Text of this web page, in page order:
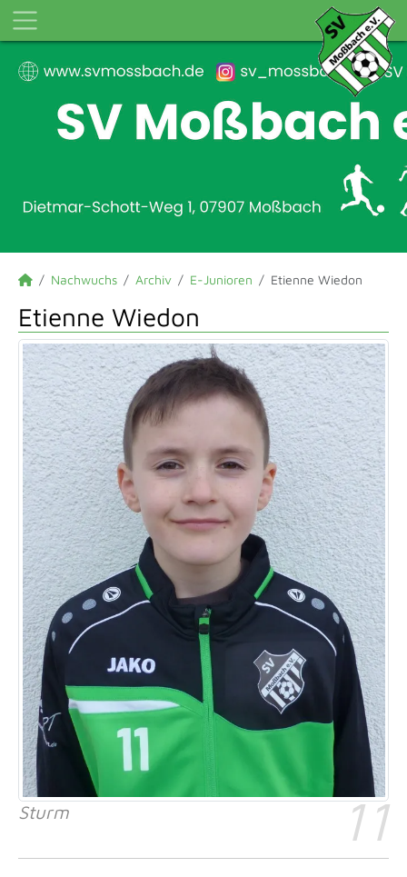
Nachwuchs Archiv E-Junioren Etienne Wiedon
Etienne Wiedon
11
Sturm